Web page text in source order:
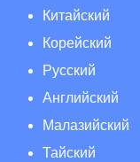
Китайский
Корейский
Русский
Английский
Малазийский
Тайский